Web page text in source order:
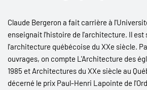
Claude Bergeron a fait carrière à
enseignait l'histoire de l'architecture. Il est
l'architecture québécoise du XXe siècle.
ouvrages, on compte L'Architecture des
1985 et Architectures du XXe siècle au
décerné le prix Paul-Henri Lapointe de